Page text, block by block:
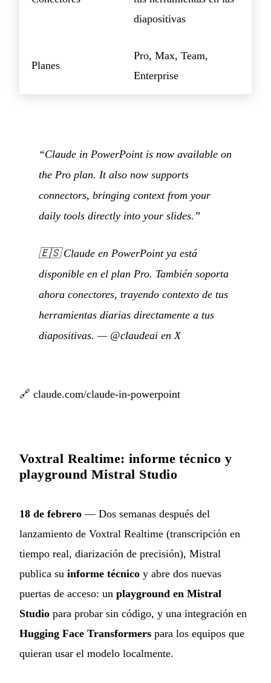
diapositivas
Planes
Pro, Max, Team,
Enterprise
“Claude in PowerPoint is now available on
the Pro plan. It also now supports
connectors, bringing context from your
daily tools directly into your slides.”
🇪🇸Claude en PowerPoint ya está
disponible en el plan Pro. También soporta
ahora conectores, trayendo contexto de tus
herramientas diarias directamente a tus
diapositivas. — @claudeai en X
🔗 claude.com/claude-in-powerpoint
Voxtral Realtime: informe técnico y
playground Mistral Studio
18 de febrero — Dos semanas después del
lanzamiento de Voxtral Realtime (transcripción en
tiempo real, diarización de precisión), Mistral
publica su informe técnico y abre dos nuevas
puertas de acceso: un playground en Mistral
Studio para probar sin código, y una integración en
Hugging Face Transformers para los equipos que
quieran usar el modelo localmente.